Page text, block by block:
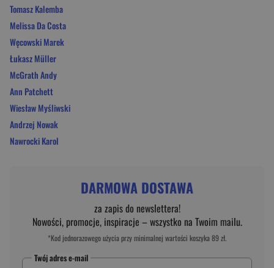
Tomasz Kalemba
Melissa Da Costa
Węcowski Marek
Łukasz Müller
McGrath Andy
Ann Patchett
Wiesław Myśliwski
Andrzej Nowak
Nawrocki Karol
DARMOWA DOSTAWA
za zapis do newslettera!
Nowości, promocje, inspiracje – wszystko na Twoim mailu.
*Kod jednorazowego użycia przy minimalnej wartości koszyka 89 zł.
Twój adres e-mail